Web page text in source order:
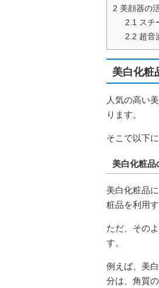
2 美顔器の
2.1 スチ
2.2 超音
美白化粧
人気の高い
ります。
そこで以下
美白化粧品
美白化粧品
粧品を利用
ただ、その
す。
例えば、美
分は、角質